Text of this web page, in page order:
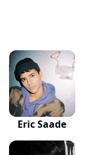
Eric Saade